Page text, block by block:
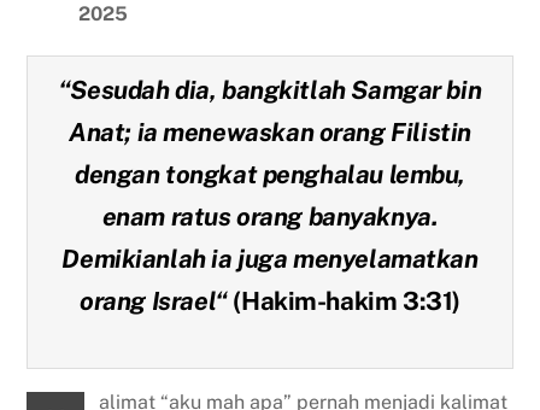
2025
“Sesudah dia, bangkitlah Samgar bin
Anat; ia menewaskan orang Filistin
dengan tongkat penghalau lembu,
enam ratus orang banyaknya.
Demikianlah ia juga menyelamatkan
orang Israel“(Hakim-hakim 3:31)
alimat “aku mah apa” pernah menjadi kalimat